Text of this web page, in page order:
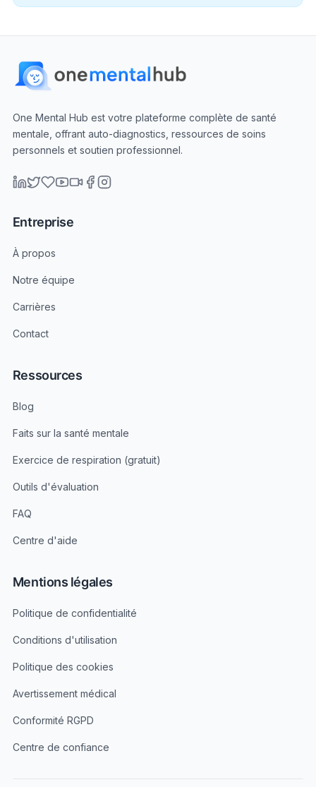
One Mental Hub est votre plateforme complète de santé
mentale, offrant auto-diagnostics, ressources de soins
personnels et soutien professionnel.
Entreprise
À propos
Notre équipe
Carrières
Contact
Ressources
Blog
Faits sur la santé mentale
Exercice de respiration (gratuit)
Outils d'évaluation
FAQ
Centre d'aide
Mentions légales
Politique de confidentialité
Conditions d'utilisation
Politique des cookies
Avertissement médical
Conformité RGPD
Centre de confiance